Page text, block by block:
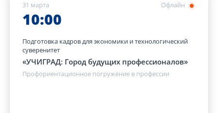
Офлайн
31 марта
10:00
Подготовка кадров для экономики и технологический
суверенитет
«УЧИГРАД: Город будущих профессионалов»
Профориентационное погружение в профессии